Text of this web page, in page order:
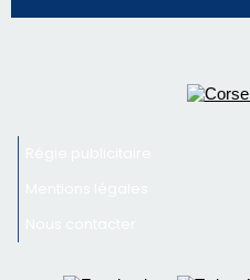
Nous contacter